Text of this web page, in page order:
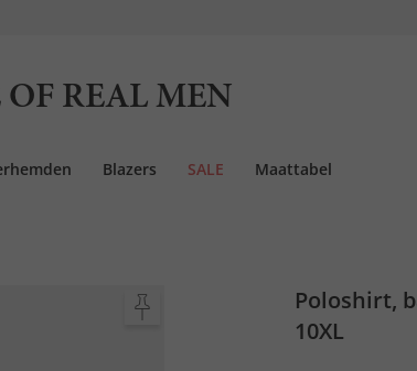
REAL MEN
Blazers SALE Maattabel
Poloshirt,
10XL